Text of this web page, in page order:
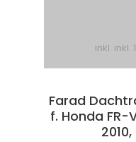
inkl. inkl.
Farad
f. Honda FR-